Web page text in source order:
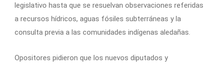
legislativo hasta que se resuelvan observaciones referidas
a recursos hídricos, aguas fósiles subterráneas y la
consulta previa a las comunidades indígenas aledañas.
Opositores pidieron que los nuevos diputados y